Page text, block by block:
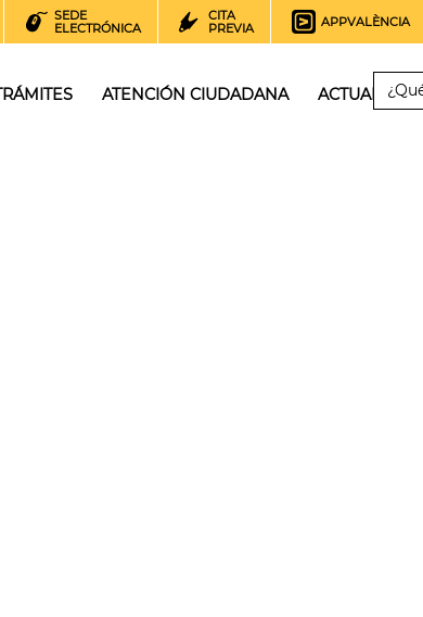
SEDE
ELECTRÓNICA
CITA
PREVIA
APPVALÈNCIA
ATENCIÓN CIUDADANA ACTUALIDAD